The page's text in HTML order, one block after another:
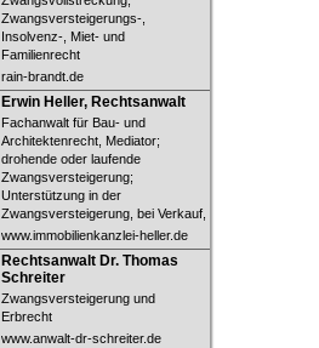
Zwangsversteigerungs-,
Insolvenz-, Miet- und
Familienrecht
rain-brandt.de
Erwin Heller, Rechtsanwalt
Erwin Heller, Rechtsanwalt
Fachanwalt für Bau- und
Architektenrecht, Mediator;
drohende oder laufende
Zwangsversteigerung;
Unterstützung in der
Zwangsversteigerung, bei Verkauf,
www.immobilienkanzlei-heller.de
Rechtsanwalt Dr. Thomas Schreiter
Rechtsanwalt Dr. Thomas
Schreiter
Zwangsversteigerung und
Erbrecht
www.anwalt-dr-schreiter.de